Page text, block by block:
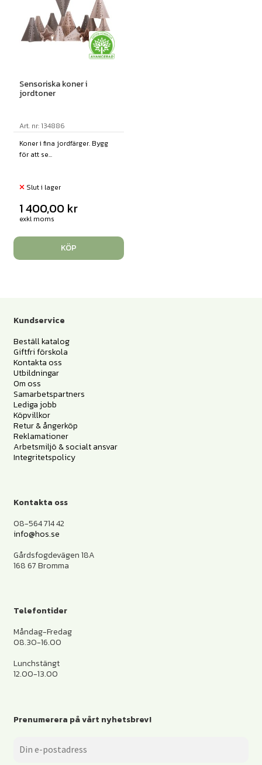
Sensoriska koner i
jordtoner
Art. nr: 134886
Koner i fina jordfärger. Bygg
för att se...
Slut i lager
1 400,00 kr
exkl moms
KÖP
Kundservice
Beställ katalog
Giftfri förskola
Kontakta oss
Utbildningar
Om oss
Samarbetspartners
Lediga jobb
Köpvillkor
Retur & ångerköp
Reklamationer
Arbetsmiljö & socialt ansvar
Integritetspolicy
Kontakta oss
08-564 714 42
info@hos.se
Gårdsfogdevägen 18A
168 67 Bromma
Telefontider
Måndag-Fredag
08.30-16.00
Lunchstängt
12.00-13.00
Prenumerera på vårt nyhetsbrev!